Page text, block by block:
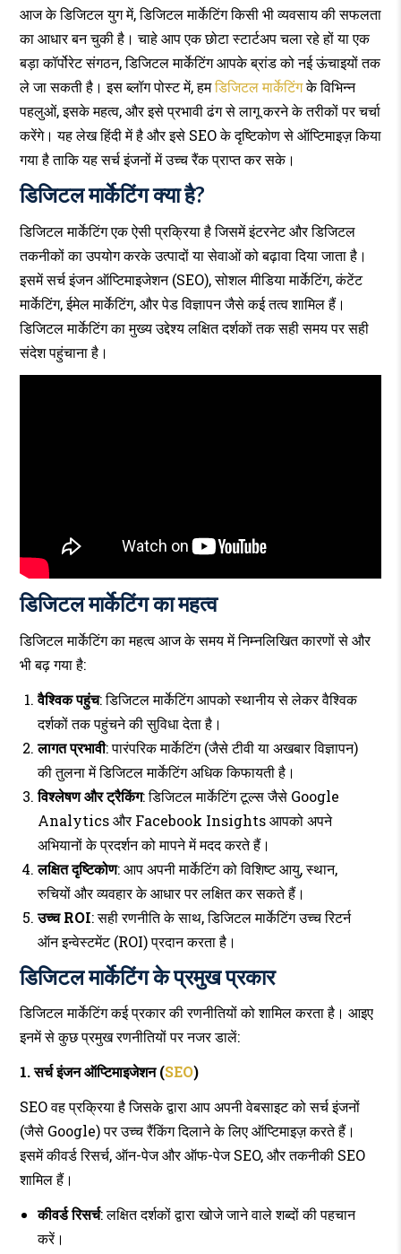
शक्ति
को
समझें
आज के डिजिटल युग में, डिजिटल मार्केटिंग किसी भी व्यवसाय की सफलता
का आधार बन चुकी है। चाहे आप एक छोटा स्टार्टअप चला रहे हों या एक
बड़ा कॉर्पोरेट संगठन, डिजिटल मार्केटिंग आपके ब्रांड को नई ऊंचाइयों तक
ले जा सकती है। इस ब्लॉग पोस्ट में, हमडिजिटल मार्केटिंगके विभिन्न
पहलुओं, इसके महत्व, और इसे प्रभावी ढंग से लागू करने के तरीकों पर चर्चा
करेंगे। यह लेख हिंदी में है और इसे SEO के दृष्टिकोण से ऑप्टिमाइज़ किया
गया है ताकि यह सर्च इंजनों में उच्च रैंक प्राप्त कर सके।
डिजिटल मार्केटिंग क्या है?
डिजिटल मार्केटिंग एक ऐसी प्रक्रिया है जिसमें इंटरनेट और डिजिटल
तकनीकों का उपयोग करके उत्पादों या सेवाओं को बढ़ावा दिया जाता है।
इसमें सर्च इंजन ऑप्टिमाइजेशन (SEO), सोशल मीडिया मार्केटिंग, कंटेंट
मार्केटिंग, ईमेल मार्केटिंग, और पेड विज्ञापन जैसे कई तत्व शामिल हैं।
डिजिटल मार्केटिंग का मुख्य उद्देश्य लक्षित दर्शकों तक सही समय पर सही
संदेश पहुंचाना है।
डिजिटल मार्केटिंग का महत्व
डिजिटल मार्केटिंग का महत्व आज के समय में निम्नलिखित कारणों से और
भी बढ़ गया है:
वैश्विक पहुंच: डिजिटल मार्केटिंग आपको स्थानीय से लेकर वैश्विक
दर्शकों तक पहुंचने की सुविधा देता है।
लागत प्रभावी: पारंपरिक मार्केटिंग (जैसे टीवी या अखबार विज्ञापन)
की तुलना में डिजिटल मार्केटिंग अधिक किफायती है।
विश्लेषण और ट्रैकिंग: डिजिटल मार्केटिंग टूल्स जैसे Google
Analytics और Facebook Insights आपको अपने
अभियानों के प्रदर्शन को मापने में मदद करते हैं।
लक्षित दृष्टिकोण: आप अपनी मार्केटिंग को विशिष्ट आयु, स्थान,
रुचियों और व्यवहार के आधार पर लक्षित कर सकते हैं।
उच्च ROI: सही रणनीति के साथ, डिजिटल मार्केटिंग उच्च रिटर्न
ऑन इन्वेस्टमेंट (ROI) प्रदान करता है।
डिजिटल मार्केटिंग के प्रमुख प्रकार
डिजिटल मार्केटिंग कई प्रकार की रणनीतियों को शामिल करता है। आइए
इनमें से कुछ प्रमुख रणनीतियों पर नजर डालें:
1. सर्च इंजन ऑप्टिमाइजेशन (SEO)
SEO वह प्रक्रिया है जिसके द्वारा आप अपनी वेबसाइट को सर्च इंजनों
(जैसे Google) पर उच्च रैंकिंग दिलाने के लिए ऑप्टिमाइज़ करते हैं।
इसमें कीवर्ड रिसर्च, ऑन-पेज और ऑफ-पेज SEO, और तकनीकी SEO
शामिल हैं।
कीवर्ड रिसर्च: लक्षित दर्शकों द्वारा खोजे जाने वाले शब्दों की पहचान
करें।